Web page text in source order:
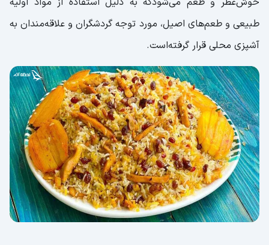
طبیعی و طعم‌های اصیل، مورد توجه گردشگران و علاقه‌مندان به
آشپزی محلی قرار گرفته‌است.